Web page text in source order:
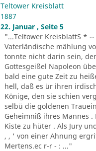
Teltower Kreisblatt
1887
22. Januar , Seite 5
"...Teltower KreisblattS *
Vaterländische mählung
tonnte nicht darin sein,
Gottesgeißel Napoleon
bald eine gute Zeit zu
hell, daß es ür ihren
Könige, den sie schien
selbü die goldenen
Geheimniß ihres Mannes
Kiste zu hüter . Als Jury
, , ' von einer Ahnung
Mertens.ec r-r - : ..."